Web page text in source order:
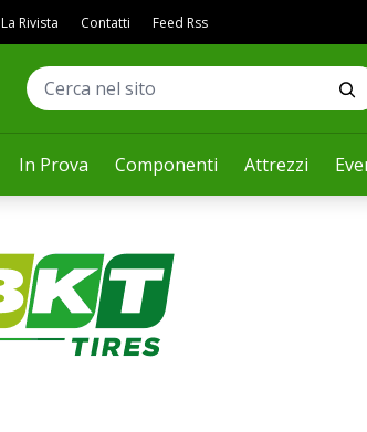
In Prova Componenti Attrezzi
La Rivista Contatti Feed Rss